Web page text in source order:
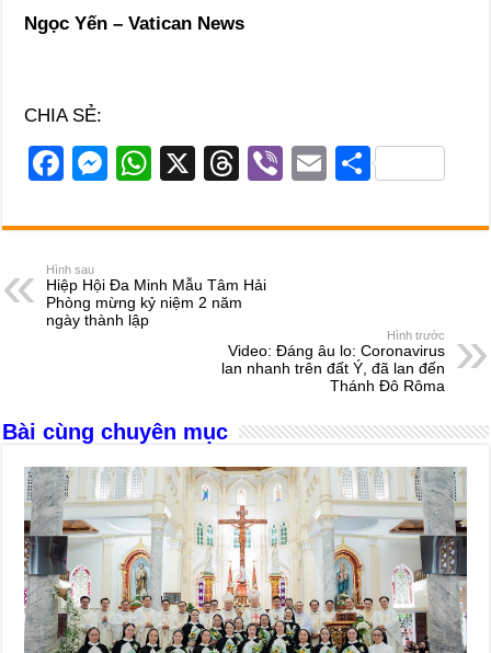
Ngọc Yến – Vatican News
CHIA SẺ:
F
c
e
b
o
M
ss
e
n
g
W
at
s
A
X
T
e
a
d
s
Vi
er
E
ail
S
ar
Hình sau
Hiệp Hội Đa Minh Mẫu Tâm Hải
Phòng mừng kỷ niệm 2 năm
ngày thành lập
Hình trước
Video: Đáng âu lo: Coronavirus
lan nhanh trên đất Ý, đã lan đến
Thánh Đô Rôma
Bài cùng chuyên mục